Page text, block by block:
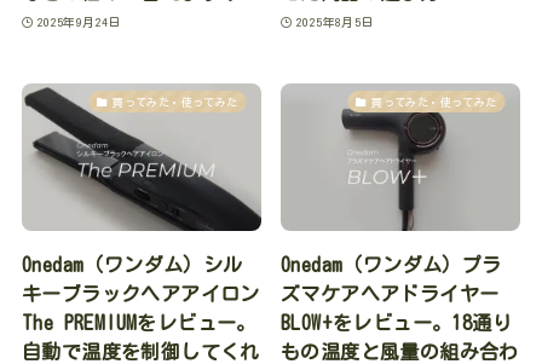
2025年9月24日 2025年8月5日
買ってみた・使ってみた
Onedam（ワンダム）シル
キーブラックヘアアイロン
The PREMIUMをレビュー。
自動で温度を制御してくれ
買ってみた・使ってみた
Onedam（ワンダム）プラ
ズマケアヘアドライヤー
BLOW+をレビュー。18通り
もの温度と風量の組み合わ